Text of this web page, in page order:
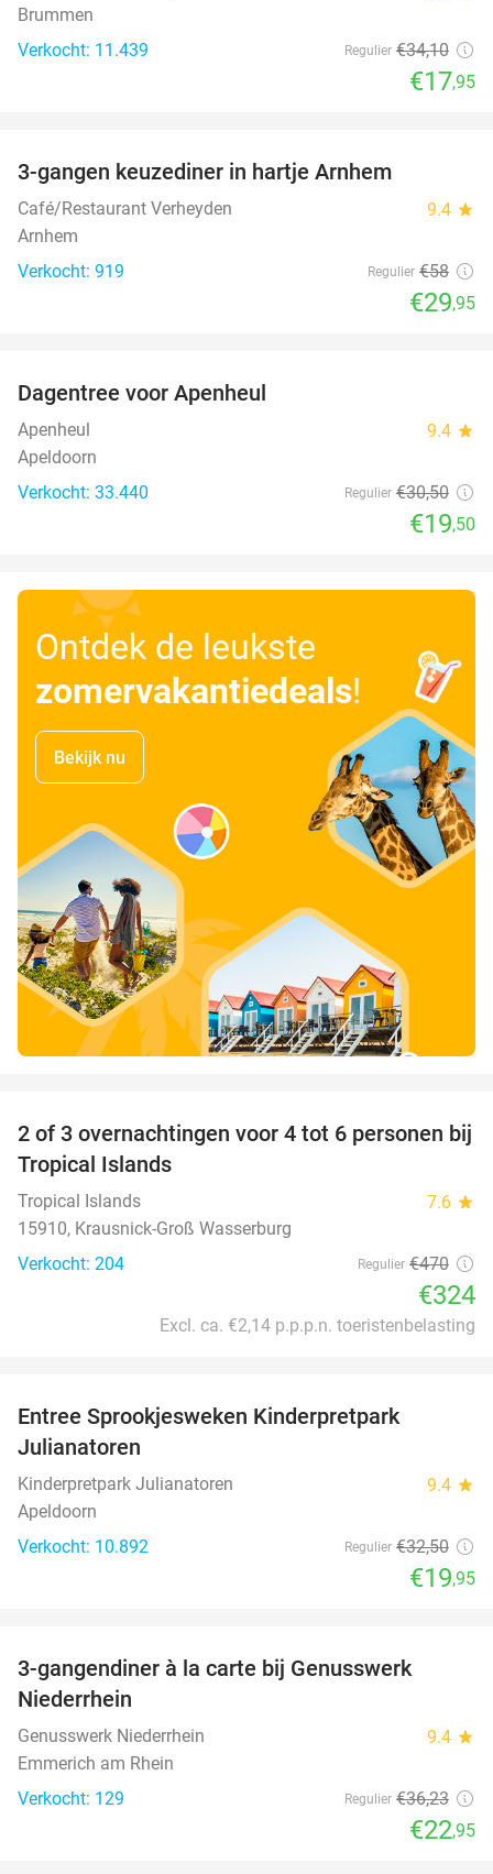
Brummen
Verkocht: 11.439
Regulier €34,10
€17,95
3-gangen keuzediner in hartje Arnhem
Café/Restaurant Verheyden 9.4 star
Arnhem
Verkocht: 919
Regulier €58
€29,95
Dagentree voor Apenheul
Apenheul 9.4 star
Apeldoorn
Verkocht: 33.440
Regulier €30,50
€19,50
Ontdek de leukste
zomervakantiedeals!
Bekijk nu
31%
2 of 3 overnachtingen voor 4 tot 6 personen bij
Tropical Islands
Tropical Islands 7.6 star
15910, Krausnick-Groß Wasserburg
Verkocht: 204
Regulier €470
€324
Excl. ca. €2,14 p.p.p.n. toeristenbelasting
Entree Sprookjesweken Kinderpretpark
Julianatoren
Kinderpretpark Julianatoren 9.4 star
Apeldoorn
Verkocht: 10.892
Regulier €32,50
€19,95
3-gangendiner à la carte bij Genusswerk
Niederrhein
Genusswerk Niederrhein 9.4 star
Emmerich am Rhein
Verkocht: 129
Regulier €36,23
€22,95